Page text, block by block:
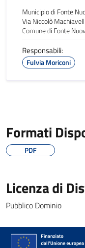
Municipio di Fonte
Via Niccolò
Comune di Fonte
Responsabili:
Fulvia Moriconi
Formati
PDF
Licenza di
Pubblico Dominio